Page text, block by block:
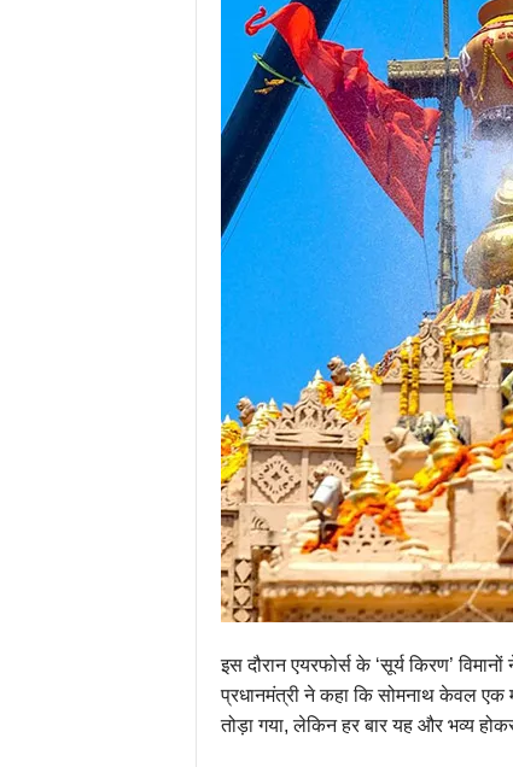
इस दौरान एयरफोर्स के ‘सूर्य किरण’
प्रधानमंत्री ने कहा कि सोमनाथ केवल एक
तोड़ा गया, लेकिन हर बार यह और भव्य